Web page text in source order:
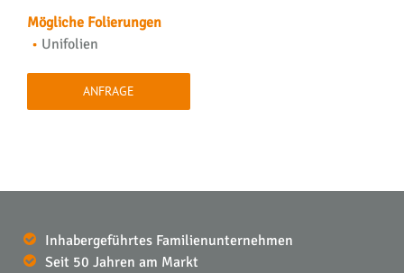
Mögliche Folierungen
Unifolien
ANFRAGE
Inhabergeführtes Familienunternehmen
Seit 50 Jahren am Markt